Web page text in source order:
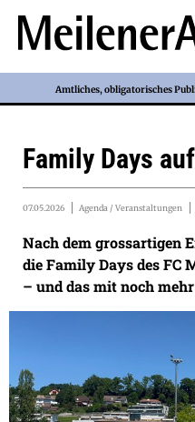
Amtliches, obligatorisches
Family Days
07.05.2026 Agenda / Veranstaltungen
Nach dem grossartigen
die Family Days des FC
– und das mit noch